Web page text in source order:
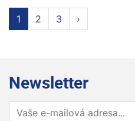
1 2 3 ›
Newsletter
Přihlaste se k odběru novinek